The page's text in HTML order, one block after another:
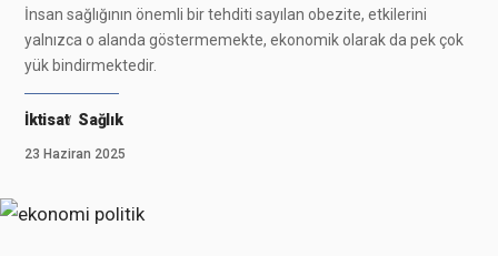
İnsan sağlığının önemli bir tehditi sayılan obezite, etkilerini
yalnızca o alanda göstermemekte, ekonomik olarak da pek çok
yük bindirmektedir.
İktisat Sağlık
23 Haziran 2025